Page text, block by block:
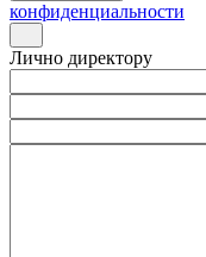
конфиденциальности
Лично директору